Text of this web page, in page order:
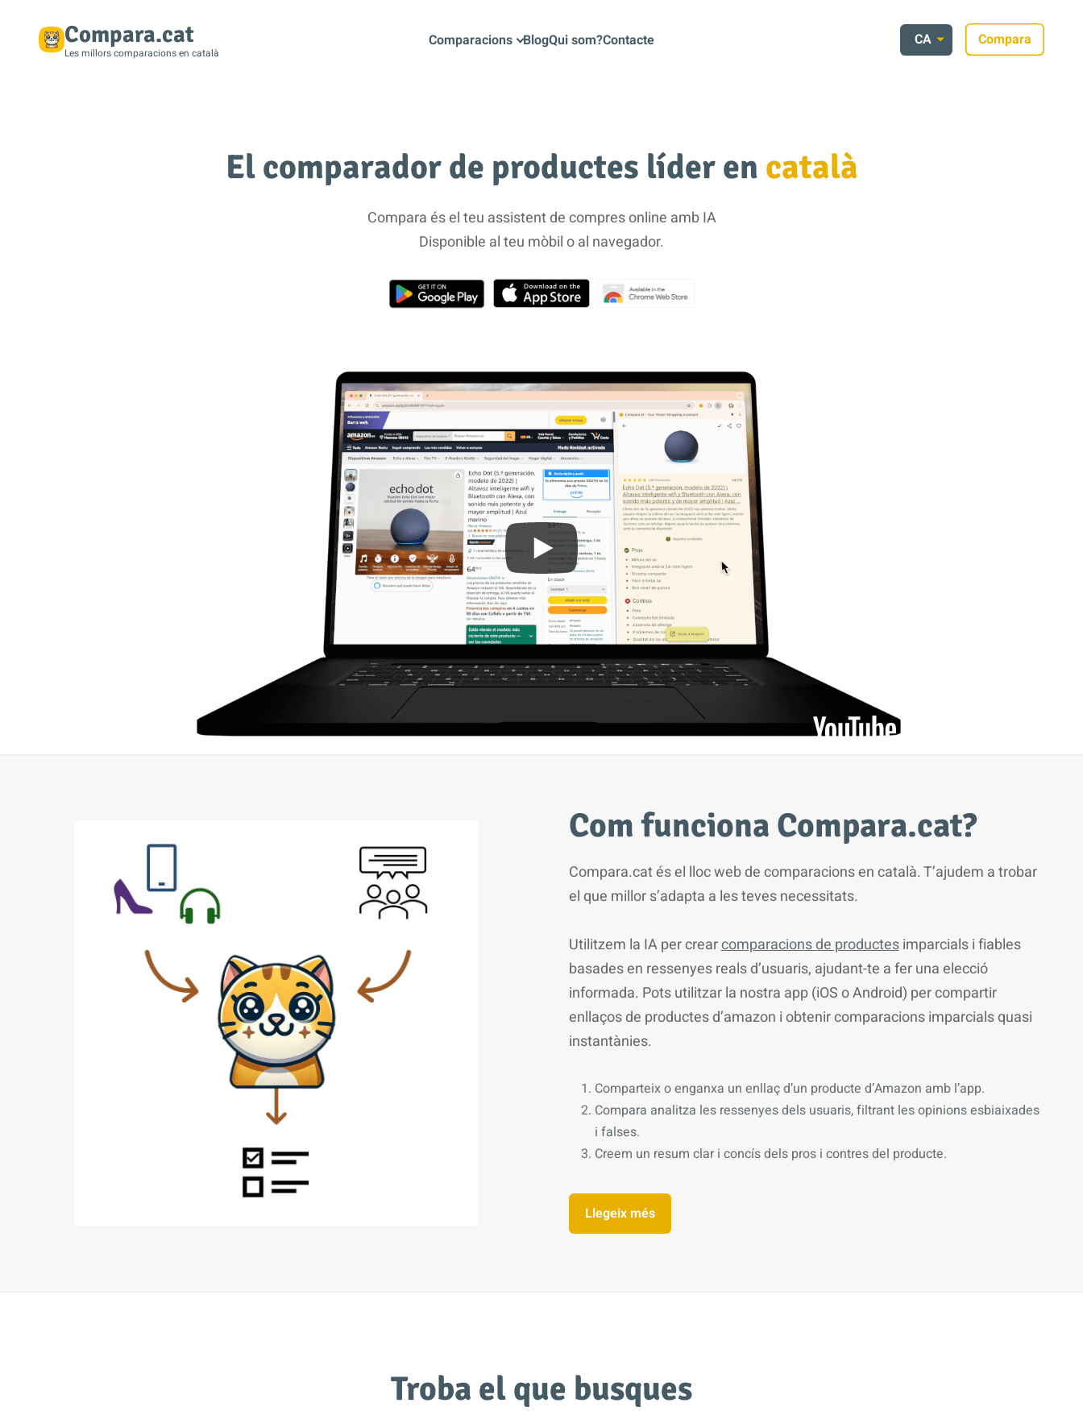
Compara.cat
Les millors comparacions en català
Comparacions BlogQui som?Contacte CA Compara
El comparador de productes líder en català
Compara és el teu assistent de compres online amb IA
Disponible al teu mòbil o al navegador.
Com funciona Compara.cat?
Compara.cat és el lloc web de comparacions en català. T’ajudem a trobar
el que millor s’adapta a les teves necessitats.
Utilitzem la IA per crearcomparacions de productesimparcials i fiables
basades en ressenyes reals d’usuaris, ajudant-te a fer una elecció
informada. Pots utilitzar la nostra app (iOS o Android) per compartir
enllaços de productes d’amazon i obtenir comparacions imparcials quasi
instantànies.
Comparteix o enganxa un enllaç d’un producte d’Amazon amb l’app.
Compara analitza les ressenyes dels usuaris, filtrant les opinions esbiaixades
i falses.
Creem un resum clar i concís dels pros i contres del producte.
Llegeix més
Troba el que busques